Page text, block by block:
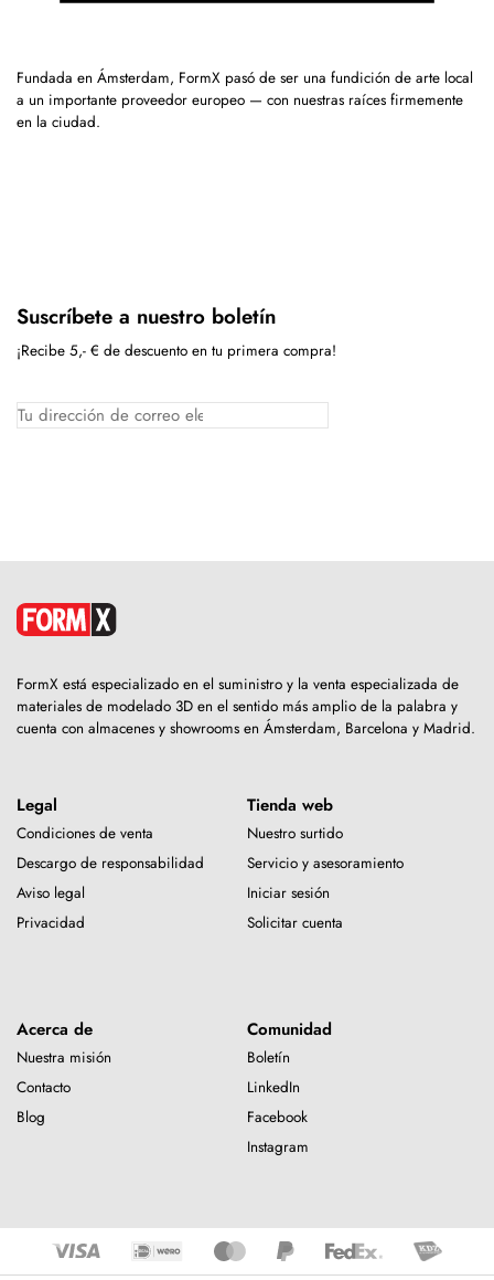
Fundada en Ámsterdam, FormX pasó de ser una fundición de arte local
a un importante proveedor europeo — con nuestras raíces firmemente
en la ciudad.
Suscríbete a nuestro boletín
¡Recibe 5,- € de descuento en tu primera compra!
FormX está especializado en el suministro y la venta especializada de
materiales de modelado 3D en el sentido más amplio de la palabra y
cuenta con almacenes y showrooms en Ámsterdam, Barcelona y Madrid.
Legal
Condiciones de venta
Descargo de responsabilidad
Aviso legal
Privacidad
Tienda web
Nuestro surtido
Servicio y asesoramiento
Iniciar sesión
Solicitar cuenta
Acerca de
Nuestra misión
Contacto
Blog
Comunidad
Boletín
LinkedIn
Facebook
Instagram